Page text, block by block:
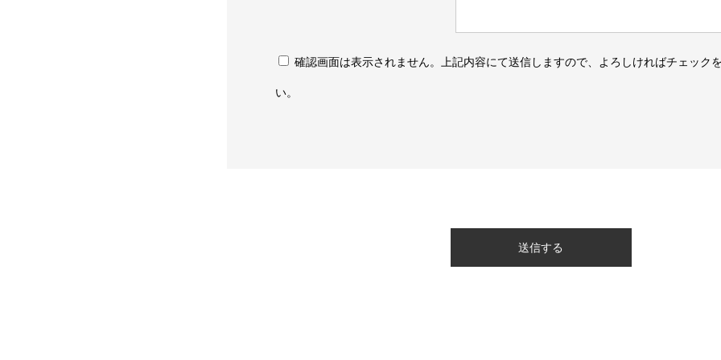
確認画面は表示されません。上記内容にて送信しますので、よろしければチェック
い。